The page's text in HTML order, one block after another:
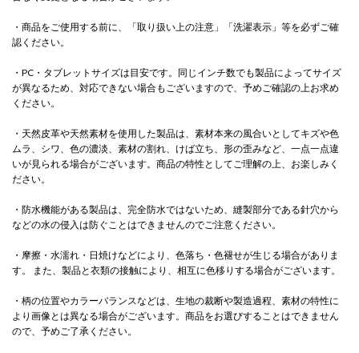
・商品をご使用する前に、「取り扱い上の注意」「洗濯表示」等を必ずご確
認ください。
・PC・タブレットサイズは目安です。同じインチ数でも製品によってサイズ
が異なるため、対応できない場合もございますので、予めご確認の上お求め
ください。
・天然皮革や天然素材を使用した製品は、素材本来の風合いとしてキズや色
ムラ、シワ、色の濃淡、素材の割れ、けば立ち、形の歪みなど、一点一点違
いが見られる場合がございます。商品の特性としてご理解の上、お楽しみく
ださい。
・防水機能がある製品は、完全防水ではないため、縫製部分である針穴から
などの水の侵入は防ぐことはできませんのでご注意ください。
・摩擦・水濡れ・日焼けなどにより、色落ち・色褪せが生じる場合がありま
す。 また、製品と衣類の接触により、相互に色移りする場合がございます。
・柄の位置やカラーバランスなどは、生地の裁断や製造過程、素材の特性に
より画像とは異なる場合がございます。商品をお選びすることはできません
ので、予めご了承ください。